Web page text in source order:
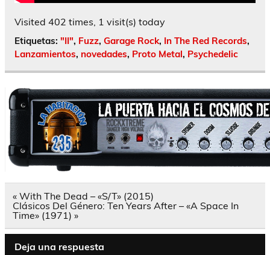
Visited 402 times, 1 visit(s) today
Etiquetas: "II", Fuzz, Garage Rock, In The Red Records,
Lanzamientos, novedades, Proto Metal, Psychedelic
Navegación
de
entradas
« With The Dead – «S/T» (2015)
Clásicos Del Género: Ten Years After – «A Space In
Time» (1971) »
Deja una respuesta